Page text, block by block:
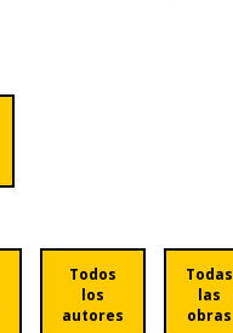
Todos
los
autores
Todas
las
obras